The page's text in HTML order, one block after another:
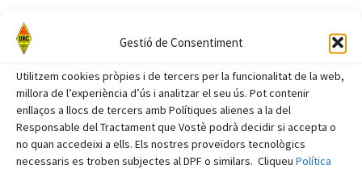
Gestió de Consentiment
Utilitzem cookies pròpies i de tercers per la funcionalitat de la web,
millora de l’experiència d’ús i analitzar el seu ús. Pot contenir
enllaços a llocs de tercers amb Polítiques alienes a la del
Responsable del Tractament que Vostè podrà decidir si accepta o
no quan accedeixi a ells. Els nostres proveïdors tecnològics
necessaris es troben subjectes al DPF o similars. Cliqueu Política
juny 2023
maig 2023
abril 2023
març 2023
febrer 2023